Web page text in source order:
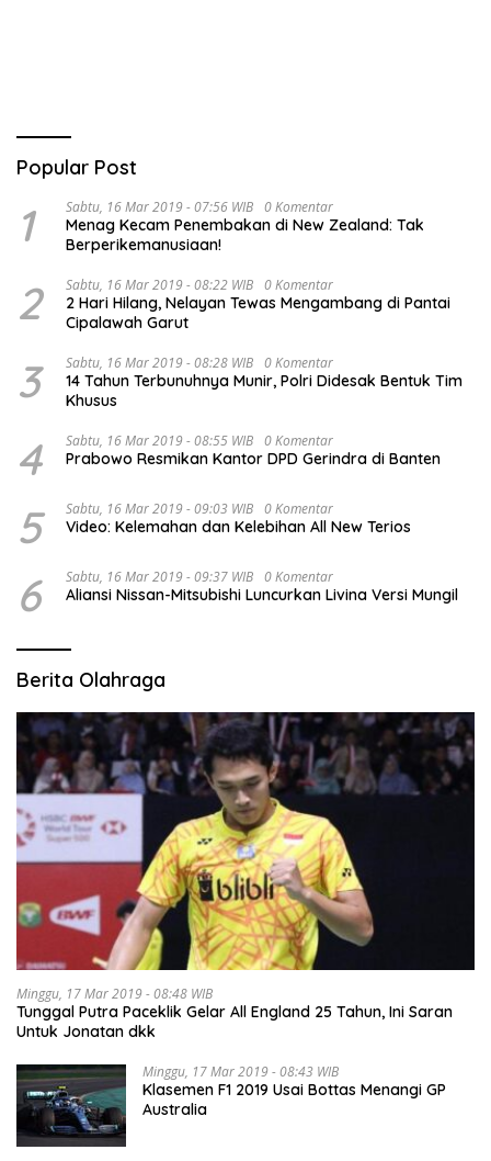
Popular Post
1 Sabtu, 16 Mar 2019 - 07:56 WIB 0 Komentar
Menag Kecam Penembakan di New Zealand: Tak
Berperikemanusiaan!
2 Sabtu, 16 Mar 2019 - 08:22 WIB 0 Komentar
2 Hari Hilang, Nelayan Tewas Mengambang di Pantai
Cipalawah Garut
3 Sabtu, 16 Mar 2019 - 08:28 WIB 0 Komentar
14 Tahun Terbunuhnya Munir, Polri Didesak Bentuk Tim
Khusus
4 Sabtu, 16 Mar 2019 - 08:55 WIB 0 Komentar
Prabowo Resmikan Kantor DPD Gerindra di Banten
5 Sabtu, 16 Mar 2019 - 09:03 WIB 0 Komentar
Video: Kelemahan dan Kelebihan All New Terios
6 Sabtu, 16 Mar 2019 - 09:37 WIB 0 Komentar
Aliansi Nissan-Mitsubishi Luncurkan Livina Versi Mungil
Berita Olahraga
Minggu, 17 Mar 2019 - 08:48 WIB
Tunggal Putra Paceklik Gelar All England 25 Tahun, Ini Saran
Untuk Jonatan dkk
Minggu, 17 Mar 2019 - 08:43 WIB
Klasemen F1 2019 Usai Bottas Menangi GP
Australia